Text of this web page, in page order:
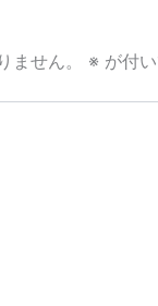
ません。 ※ が付